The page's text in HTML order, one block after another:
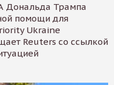
Дональда Трампа
помощи для
Ukraine
Reuters со ссылкой